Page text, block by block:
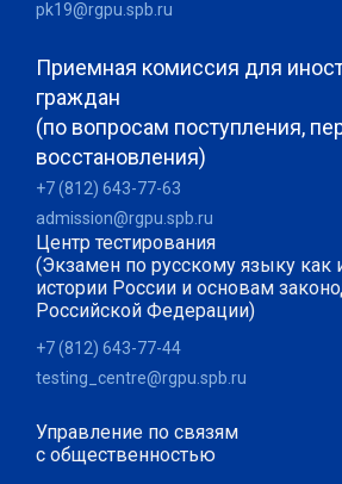
pk19@rgpu.spb.ru
Приемная комиссия для
граждан
(по вопросам поступления,
восстановления)
+7 (812) 643-77-63
admission@rgpu.spb.ru
Центр тестирования
(Экзамен по русскому языку как
истории России и основам
Российской Федерации)
+7 (812) 643-77-44
testing_centre@rgpu.spb.ru
Управление по связям
с общественностью